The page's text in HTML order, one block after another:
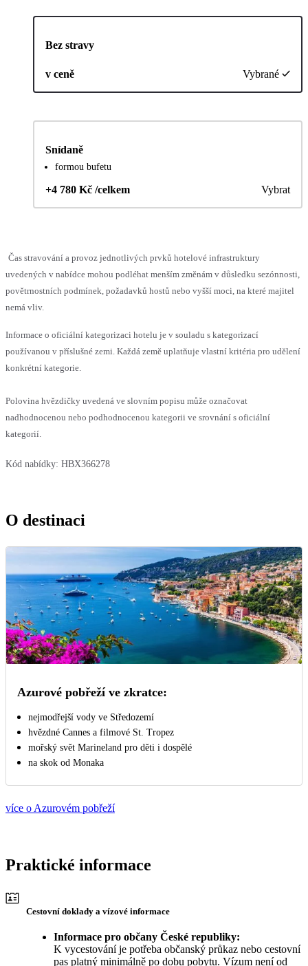
Bez stravy
v ceně Vybrané
Snídaně
formou bufetu
+4 780 Kč /celkem Vybrat
Čas stravování a provoz jednotlivých prvků hotelové infrastruktury
uvedených v nabídce mohou podléhat menším změnám v důsledku sezónnosti,
povětrnostních podmínek, požadavků hostů nebo vyšší moci, na které majitel
nemá vliv.
Informace o oficiální kategorizaci hotelu je v souladu s kategorizací
používanou v příslušné zemi. Každá země uplatňuje vlastní kritéria pro udělení
konkrétní kategorie.
Polovina hvězdičky uvedená ve slovním popisu může označovat
nadhodnocenou nebo podhodnocenou kategorii ve srovnání s oficiální
kategorií.
Kód nabídky: HBX366278
O destinaci
Azurové pobřeží ve zkratce:
nejmodřejší vody ve Středozemí
hvězdné Cannes a filmové St. Tropez
mořský svět Marineland pro děti i dospělé
na skok od Monaka
více o Azurovém pobřeží
Praktické informace
Cestovní doklady a vízové informace
Informace pro občany České republiky:
K vycestování je potřeba občanský průkaz nebo cestovní
pas platný minimálně po dobu pobytu. Vízum není od